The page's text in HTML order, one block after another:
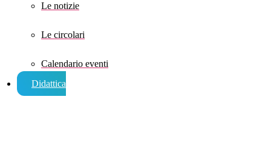
Le notizie
Le circolari
Calendario eventi
Didattica